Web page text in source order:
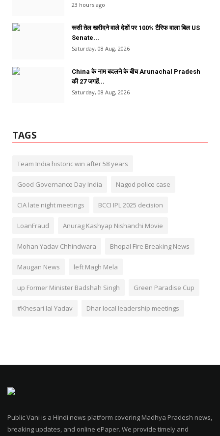
23 hours ago
रूसी तेल खरीदने वाले देशों पर 100% टैरिफ वाला बिल US
Senate...
Saturday, 08 Aug, 2026
China के नाम बदलने के बीच Arunachal Pradesh
की 27 जगहें...
Saturday, 08 Aug, 2026
TAGS
Team India historic win after 58 years
Good Governance Day India Nagod police case
CIA late night meetings BCCI IPL 2025 decision
LoanFraud Anurag Kashyap Nishanchi Movie
Mohan Yadav Chhindwara Bhopal Fire Breaking News
Maugan News left Magh Mela
up Former Minister Badshah Singh Green Paradise Cup
#Khesari lal Yadav Dhar local leadership meetings
Public Vani is a Hindi news platform covering Madhya Pradesh news,
breaking updates, and online ePaper. We provide timely and